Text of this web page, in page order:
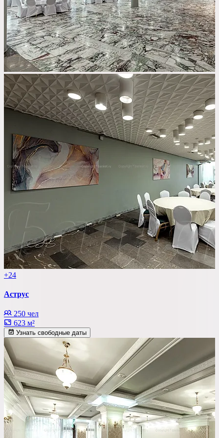
+24
Аструс
250 чел
623 м²
Узнать свободные даты